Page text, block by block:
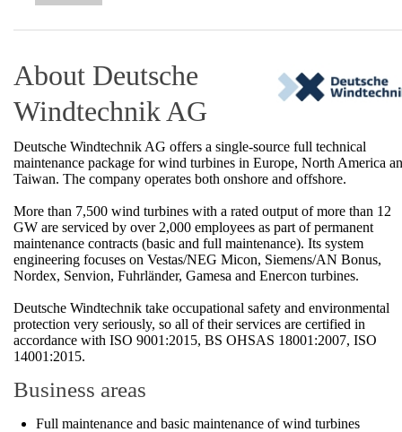
About Deutsche
Windtechnik AG
Deutsche Windtechnik AG offers a single-source full technical
maintenance package for wind turbines in Europe, North America
Taiwan. The company operates both onshore and offshore.
More than 7,500 wind turbines with a rated output of more than 12
GW are serviced by over 2,000 employees as part of permanent
maintenance contracts (basic and full maintenance). Its system
engineering focuses on Vestas/NEG Micon, Siemens/AN Bonus,
Nordex, Senvion, Fuhrländer, Gamesa and Enercon turbines.
Deutsche Windtechnik take occupational safety and environmental
protection very seriously, so all of their services are certified in
accordance with ISO 9001:2015, BS OHSAS 18001:2007, ISO
14001:2015.
Business areas
Full maintenance and basic maintenance of wind turbines